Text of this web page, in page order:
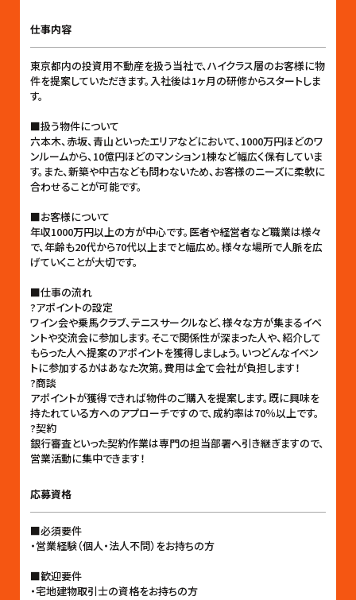
仕事内容
東京都内の投資用不動産を扱う当社で、ハイクラス層のお客様に物
件を提案していただきます。入社後は1ヶ月の研修からスタートしま
す。
■扱う物件について
六本木、赤坂、青山といったエリアなどにおいて、1000万円ほどのワ
ンルームから、10億円ほどのマンション1棟など幅広く保有していま
す。また、新築や中古なども問わないため、お客様のニーズに柔軟に
合わせることが可能です。
■お客様について
年収1000万円以上の方が中心です。医者や経営者など職業は様々
で、年齢も20代から70代以上までと幅広め。様々な場所で人脈を広
げていくことが大切です。
■仕事の流れ
?アポイントの設定
ワイン会や乗馬クラブ、テニスサークルなど、様々な方が集まるイベ
ントや交流会に参加します。そこで関係性が深まった人や、紹介して
もらった人へ提案のアポイントを獲得しましょう。いつどんなイベン
トに参加するかはあなた次第。費用は全て会社が負担します！
?商談
アポイントが獲得できれば物件のご購入を提案します。既に興味を
持たれている方へのアプローチですので、成約率は70％以上です。
?契約
銀行審査といった契約作業は専門の担当部署へ引き継ぎますので、
営業活動に集中できます！
応募資格
■必須要件
・営業経験（個人・法人不問）をお持ちの方
■歓迎要件
・宅地建物取引士の資格をお持ちの方